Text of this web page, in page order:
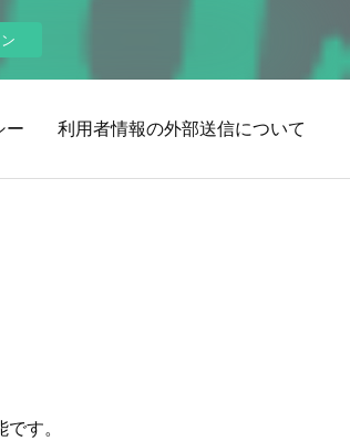
ー 利用者情報の外部送信について
す。